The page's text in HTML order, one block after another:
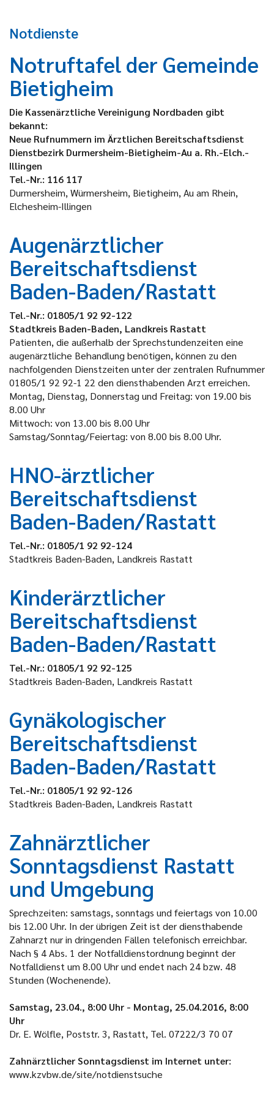
Notdienste
Notruftafel der Gemeinde
Bietigheim
Die Kassenärztliche Vereinigung Nordbaden gibt
bekannt:
Neue Rufnummern im Ärztlichen Bereitschaftsdienst
Dienstbezirk Durmersheim-Bietigheim-Au a. Rh.-Elch.-
Illingen
Tel.-Nr.: 116 117
Durmersheim, Würmersheim, Bietigheim, Au am Rhein,
Elchesheim-Illingen
Augenärztlicher
Bereitschaftsdienst
Baden-Baden/Rastatt
Tel.-Nr.: 01805/1 92 92-122
Stadtkreis Baden-Baden, Landkreis Rastatt
Patienten, die außerhalb der Sprechstundenzeiten eine
augenärztliche Behandlung benötigen, können zu den
nachfolgenden Dienstzeiten unter der zentralen Rufnummer
01805/1 92 92-1 22 den diensthabenden Arzt erreichen.
Montag, Dienstag, Donnerstag und Freitag: von 19.00 bis
8.00 Uhr
Mittwoch: von 13.00 bis 8.00 Uhr
Samstag/Sonntag/Feiertag: von 8.00 bis 8.00 Uhr.
HNO-ärztlicher
Bereitschaftsdienst
Baden-Baden/Rastatt
Tel.-Nr.: 01805/1 92 92-124
Stadtkreis Baden-Baden, Landkreis Rastatt
Kinderärztlicher
Bereitschaftsdienst
Baden-Baden/Rastatt
Tel.-Nr.: 01805/1 92 92-125
Stadtkreis Baden-Baden, Landkreis Rastatt
Gynäkologischer
Bereitschaftsdienst
Baden-Baden/Rastatt
Tel.-Nr.: 01805/1 92 92-126
Stadtkreis Baden-Baden, Landkreis Rastatt
Zahnärztlicher
Sonntagsdienst Rastatt
und Umgebung
Sprechzeiten: samstags, sonntags und feiertags von 10.00
bis 12.00 Uhr. In der übrigen Zeit ist der diensthabende
Zahnarzt nur in dringenden Fällen telefonisch erreichbar.
Nach § 4 Abs. 1 der Notfalldienstordnung beginnt der
Notfalldienst um 8.00 Uhr und endet nach 24 bzw. 48
Stunden (Wochenende).
Samstag, 23.04., 8:00 Uhr - Montag, 25.04.2016, 8:00
Uhr
Dr. E. Wölfle, Poststr. 3, Rastatt, Tel. 07222/3 70 07
Zahnärztlicher Sonntagsdienst im Internet unter:
www.kzvbw.de/site/notdienstsuche